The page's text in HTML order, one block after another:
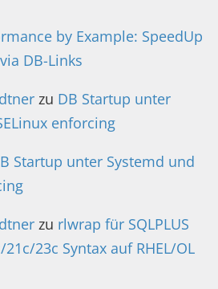
by Example: SpeedUp
DB-Links
zu DB Startup unter
enforcing
Startup unter Systemd und
zu rlwrap für SQLPLUS
23c Syntax auf RHEL/OL